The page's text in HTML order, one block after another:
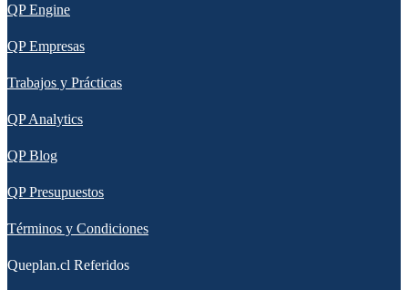
QP Engine
QP Empresas
Trabajos y Prácticas
QP Analytics
QP Blog
QP Presupuestos
Términos y Condiciones
Queplan.cl Referidos